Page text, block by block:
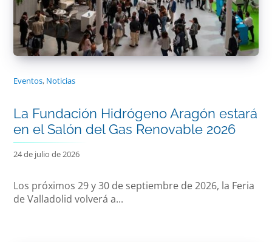
Eventos, Noticias
La Fundación Hidrógeno Aragón estará
en el Salón del Gas Renovable 2026
24 de julio de 2026
Los próximos 29 y 30 de septiembre de 2026, la Feria
de Valladolid volverá a...